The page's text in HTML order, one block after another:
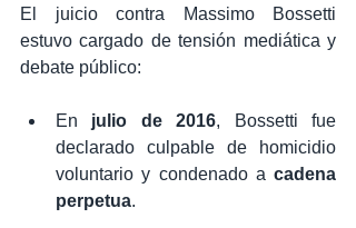
El juicio contra Massimo Bossetti
estuvo cargado de tensión mediática y
debate público:
En julio de 2016, Bossetti fue
declarado culpable de homicidio
voluntario y condenado a cadena
perpetua.